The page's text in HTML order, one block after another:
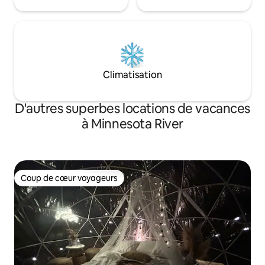
Climatisation
D'autres superbes locations de vacances
à Minnesota River
Coup de cœur voyageurs
Coup de cœur voyageurs